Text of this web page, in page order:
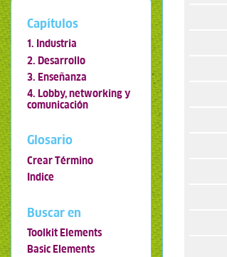
Capítulos
1. Industria
2. Desarrollo
3. Enseñanza
4. Lobby, networking y
comunicación
Glosario
Crear Término
Indice
Buscar en
Toolkit Elements
Basic Elements